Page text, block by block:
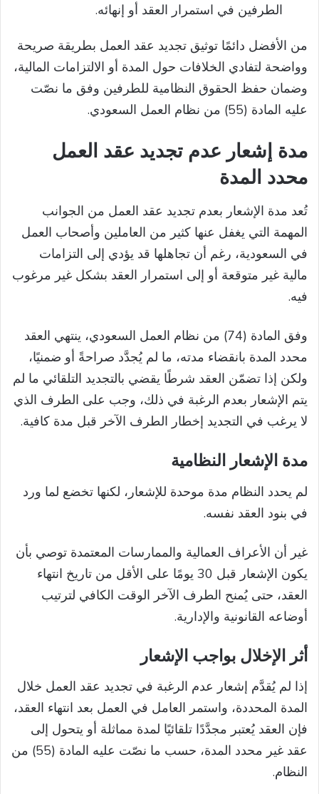
الطرفين في استمرار العقد أو إنهائه.
من الأفضل دائمًا توثيق تجديد عقد العمل بطريقة صريحة
وواضحة لتفادي الخلافات حول المدة أو الالتزامات المالية،
وضمان حفظ الحقوق النظامية للطرفين وفق ما نصّت
عليه المادة (55) من نظام العمل السعودي.
مدة إشعار عدم تجديد عقد العمل
محدد المدة
تُعد مدة الإشعار بعدم تجديد عقد العمل من الجوانب
المهمة التي يغفل عنها كثير من العاملين وأصحاب العمل
في السعودية، رغم أن تجاهلها قد يؤدي إلى التزامات
مالية غير متوقعة أو إلى استمرار العقد بشكل غير مرغوب
فيه.
وفق المادة (74) من نظام العمل السعودي، ينتهي العقد
محدد المدة بانقضاء مدته، ما لم يُجدَّد صراحةً أو ضمنيًا،
ولكن إذا تضمّن العقد شرطًا يقضي بالتجديد التلقائي ما لم
يتم الإشعار بعدم الرغبة في ذلك، وجب على الطرف الذي
لا يرغب في التجديد إخطار الطرف الآخر قبل مدة كافية.
مدة الإشعار النظامية
لم يحدد النظام مدة موحدة للإشعار، لكنها تخضع لما ورد
في بنود العقد نفسه.
غير أن الأعراف العمالية والممارسات المعتمدة توصي بأن
يكون الإشعار قبل 30 يومًا على الأقل من تاريخ انتهاء
العقد، حتى يُمنح الطرف الآخر الوقت الكافي لترتيب
أوضاعه القانونية والإدارية.
أثر الإخلال بواجب الإشعار
إذا لم يُقدَّم إشعار عدم الرغبة في تجديد عقد العمل خلال
المدة المحددة، واستمر العامل في العمل بعد انتهاء العقد،
فإن العقد يُعتبر مجدَّدًا تلقائيًا لمدة مماثلة أو يتحول إلى
عقد غير محدد المدة، حسب ما نصّت عليه المادة (55) من
النظام.